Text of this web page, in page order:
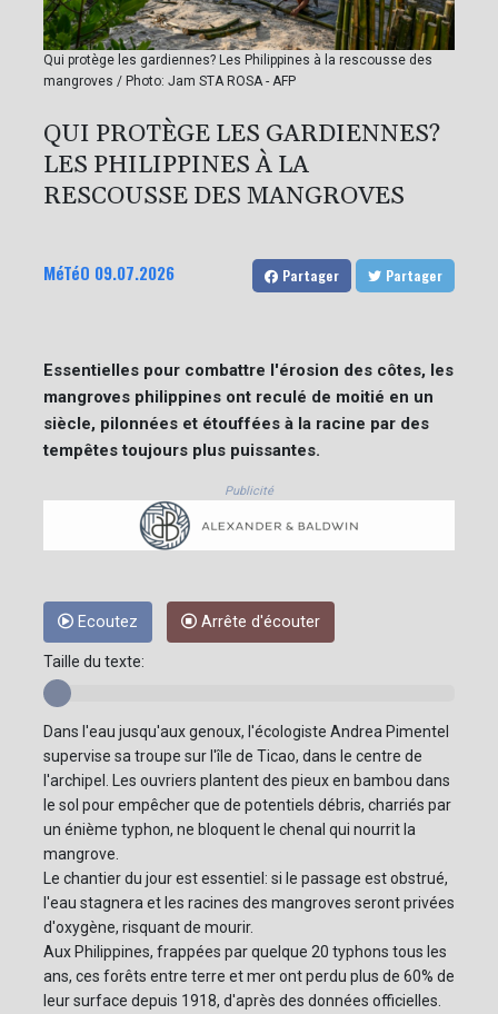
Qui protège les gardiennes? Les Philippines à la rescousse des
mangroves / Photo: Jam STA ROSA - AFP
QUI PROTÈGE LES GARDIENNES?
LES PHILIPPINES À LA
RESCOUSSE DES MANGROVES
MéTéO 09.07.2026 Partager Partager
Essentielles pour combattre l'érosion des côtes, les
mangroves philippines ont reculé de moitié en un
siècle, pilonnées et étouffées à la racine par des
tempêtes toujours plus puissantes.
Publicité
Ecoutez Arrête d'écouter
Taille du texte:
Dans l'eau jusqu'aux genoux, l'écologiste Andrea Pimentel
supervise sa troupe sur l'île de Ticao, dans le centre de
l'archipel. Les ouvriers plantent des pieux en bambou dans
le sol pour empêcher que de potentiels débris, charriés par
un énième typhon, ne bloquent le chenal qui nourrit la
mangrove.
Le chantier du jour est essentiel: si le passage est obstrué,
l'eau stagnera et les racines des mangroves seront privées
d'oxygène, risquant de mourir.
Aux Philippines, frappées par quelque 20 typhons tous les
ans, ces forêts entre terre et mer ont perdu plus de 60% de
leur surface depuis 1918, d'après des données officielles.